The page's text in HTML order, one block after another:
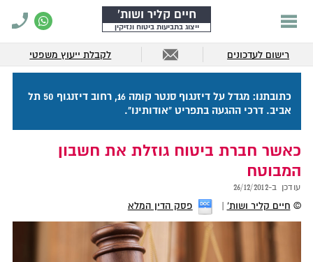
חיים קליר ושות'
ייצוג בתביעות ביטוח ונזיקין
רישום לעדכונים לקבלת ייעוץ משפטי
כתובתנו: מגדל על דיזנגוף סנטר קומה 16, רחוב דיזנגוף 50 תל
אביב. דרכי ההגעה בתפריט "אודותינו".
כאשר חברת ביטוח גוזלת את חשבון
המבוטח
עודכן ב-26/12/2012
© חיים קליר ושות' פסק הדין המלא